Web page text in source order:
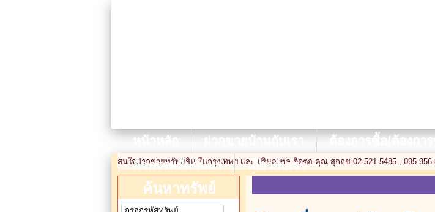
หน้าหลัก ฝากขายบ้านกับเรา ต้องการซื้อ/ต้องกา
กิจกรรมที่ผ่านมา
เกี่ยวกับเรา
สนใจฝากขายทรัพย์สิน ในกรุงเทพฯ และ ปริมณฑล ติดต่อ คุณ สุกฤช 02 521 5485 , 095
ค้นหาทรัพย์